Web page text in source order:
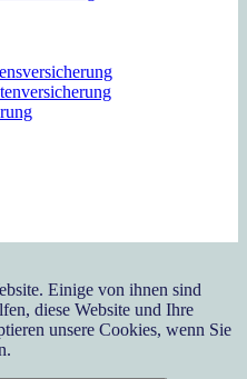
Einige von ihnen sind
diese Website und Ihre
unsere Cookies, wenn Sie